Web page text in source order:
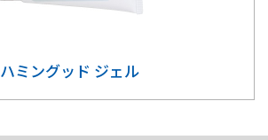
ハミングッド ジェル